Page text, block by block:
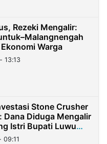
Rezeki Mengalir:
Warga
13:13
Stone Crusher
Dana Diduga Mengalir
Istri Bupati Luwu
09:11